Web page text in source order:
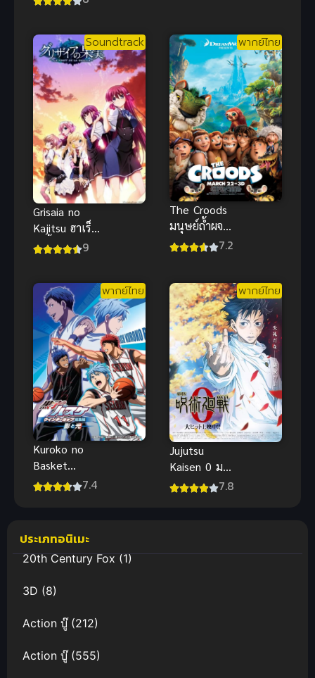
จันทรานำพาสู่
ต่างโลก
Soundtrack
Grisaia no
Kajitsu ฮาเร็ม
ในรั้วโรงเรียน
9
พากย์ไทย
The Croods
มนุษย์ถ้ำผจญ
ภัย พากย์ไทย
ฮิตภาพ
สวยงาม
7.2
พากย์ไทย
Kuroko no
Basket
Movie 1 ศึก
ไทย
7.4
พากย์ไทย
Jujutsu
Kaisen 0 มหา
เวทย์ผนึกมาร
7.8
ประเภทอนิเมะ
20th Century Fox(1)
3D (8)
Action บู๊(212)
Action บู๊(555)